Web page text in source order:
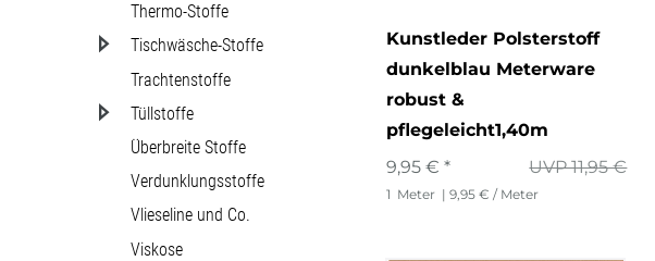
Thermo-Stoffe
Tischwäsche-Stoffe
Trachtenstoffe
Tüllstoffe
Überbreite Stoffe
Verdunklungsstoffe
Vlieseline und Co.
Viskose
Kunstleder Polsterstoff
dunkelblau Meterware
robust &
pflegeleicht1,40m
UVP 11,95 €
9,95 € *
1 Meter | 9,95 € / Meter